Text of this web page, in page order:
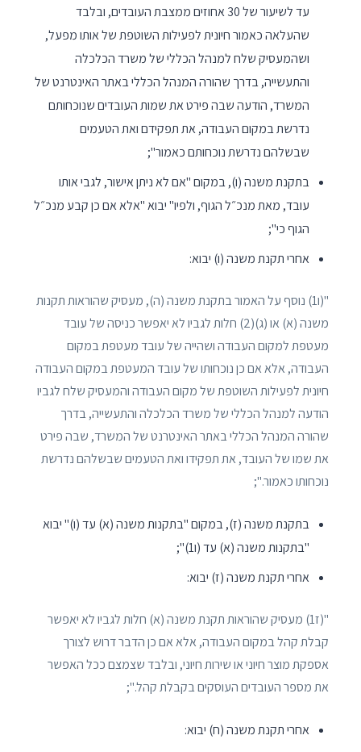
עד לשיעור של 30 אחוזים ממצבת העובדים, ובלבד
שהעלאה כאמור חיונית לפעילות השוטפת של אותו מפעל,
ושהמעסיק שלח למנהל הכללי של משרד הכלכלה
והתעשייה, בדרך שהורה המנהל הכללי באתר האינטרנט של
המשרד, הודעה שבה פירט את שמות העובדים שנוכחותם
נדרשת במקום העבודה, את תפקידם ואת הטעמים
שבשלהם נדרשת נוכחותם כאמור";
בתקנת משנה (ו), במקום "אם לא ניתן אישור, לגבי אותו
עובד, מאת מנכ״ל הגוף, ולפיו" יבוא "אלא אם כן קבע מנכ״ל
הגוף כי";
אחרי תקנת משנה (ו) יבוא:
"(ו1) נוסף על האמור בתקנת משנה (ה), מעסיק שהוראות תקנות
משנה (א) או (ג)(2) חלות לגביו לא יאפשר כניסה של עובד
מעטפת למקום העבודה ושהייה של עובד מעטפת במקום
העבודה, אלא אם כן נוכחותו של עובד המעטפת במקום העבודה
חיונית לפעילות השוטפת של מקום העבודה והמעסיק שלח לגביו
הודעה למנהל הכללי של משרד הכלכלה והתעשייה, בדרך
שהורה המנהל הכללי באתר האינטרנט של המשרד, שבה פירט
את שמו של העובד, את תפקידו ואת הטעמים שבשלהם נדרשת
נוכחותו כאמור.";
בתקנת משנה (ז), במקום "בתקנות משנה (א) עד (ו)" יבוא
"בתקנות משנה (א) עד (ו1)";
אחרי תקנת משנה (ז) יבוא:
"(ז1) מעסיק שהוראות תקנת משנה (א) חלות לגביו לא יאפשר
קבלת קהל במקום העבודה, אלא אם כן הדבר דרוש לצורך
אספקת מוצר חיוני או שירות חיוני, ובלבד שצמצם ככל האפשר
את מספר העובדים העוסקים בקבלת קהל.";
אחרי תקנת משנה (ח) יבוא: